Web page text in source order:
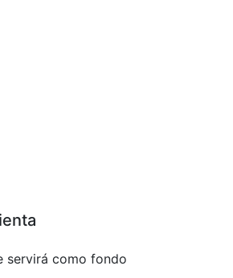
servirá como fondo